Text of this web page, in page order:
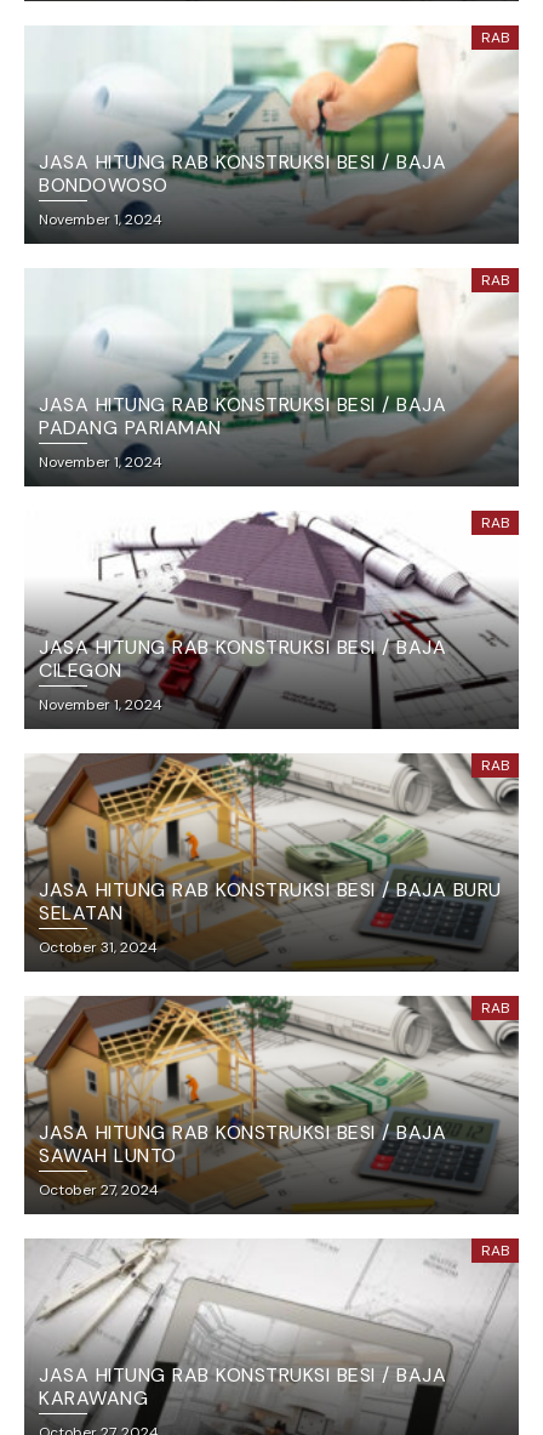
RAB
JASA HITUNG RAB KONSTRUKSI BESI / BAJA
BONDOWOSO
November 1, 2024
RAB
JASA HITUNG RAB KONSTRUKSI BESI / BAJA
PADANG PARIAMAN
November 1, 2024
RAB
JASA HITUNG RAB KONSTRUKSI BESI / BAJA
CILEGON
November 1, 2024
RAB
JASA HITUNG RAB KONSTRUKSI BESI / BAJA BURU
SELATAN
October 31, 2024
RAB
JASA HITUNG RAB KONSTRUKSI BESI / BAJA
SAWAH LUNTO
October 27, 2024
RAB
JASA HITUNG RAB KONSTRUKSI BESI / BAJA
KARAWANG